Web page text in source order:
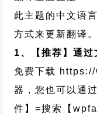
此主题的中文语
方式来更新翻译。
1、【推荐】通过
免费下载
器，您也可以通
件】=搜索【